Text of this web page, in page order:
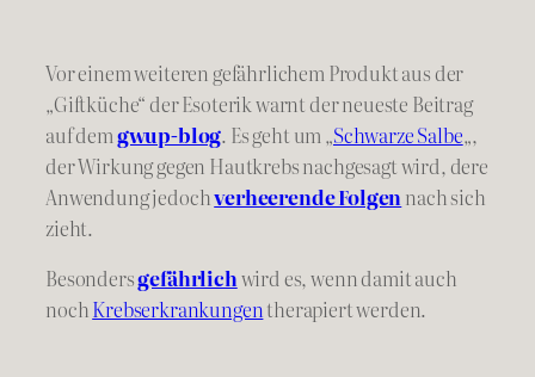
Vor einem weiteren gefährlichem Produkt aus der
„Giftküche“ der Esoterik warnt der neueste Beitrag
auf demgwup-blog. Es geht um „Schwarze Salbe„,
der Wirkung gegen Hautkrebs nachgesagt wird, dere
Anwendung jedochverheerende Folgen nach sich
zieht.
Besondersgefährlichwird es, wenn damit auch
nochKrebserkrankungentherapiert werden.